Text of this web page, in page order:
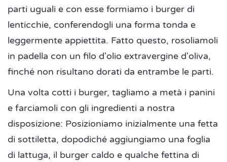
parti uguali e con esse formiamo i burger di
lenticchie, conferendogli una forma tonda e
leggermente appiettita. Fatto questo, rosoliamoli
in padella con un filo d'olio extravergine d'oliva,
finché non risultano dorati da entrambe le parti.
Una volta cotti i burger, tagliamo a metà i panini
e farciamoli con gli ingredienti a nostra
disposizione: Posizioniamo inizialmente una fetta
di sottiletta, dopodiché aggiungiamo una foglia
di lattuga, il burger caldo e qualche fettina di